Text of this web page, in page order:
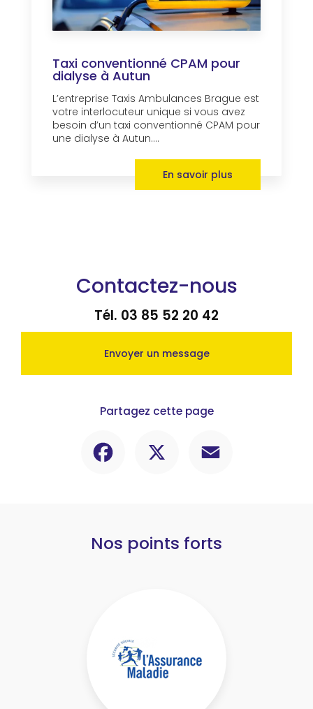
Taxi conventionné CPAM pour
dialyse à Autun
L’entreprise Taxis Ambulances Brague est
votre interlocuteur unique si vous avez
besoin d’un taxi conventionné CPAM pour
une dialyse à Autun....
En savoir plus
Contactez-nous
Tél. 03 85 52 20 42
Envoyer un message
Partagez cette page
Nos points forts